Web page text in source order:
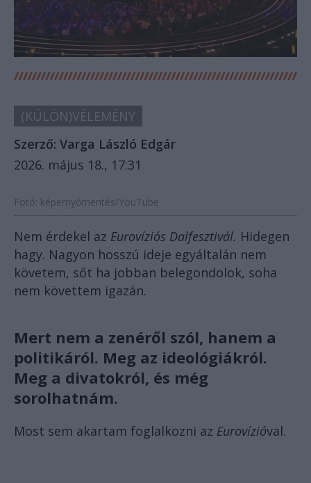
(KÜLÖN)VÉLEMÉNY
Szerző: Varga László Edgár
2026. május 18., 17:31
Fotó: képernyőmentés/YouTube
Nem érdekel az Eurovíziós Dalfesztivál. Hidegen
hagy. Nagyon hosszú ideje egyáltalán nem
követem, sőt ha jobban belegondolok, soha
nem követtem igazán.
Mert nem a zenéről szól, hanem a
politikáról. Meg az ideológiákról.
Meg a divatokról, és még
sorolhatnám.
Most sem akartam foglalkozni az Eurovízióval.